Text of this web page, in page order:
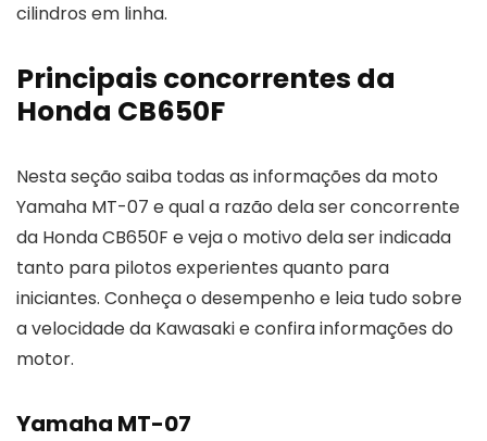
cilindros em linha.
Principais concorrentes da
Honda CB650F
Nesta seção saiba todas as informações da moto
Yamaha MT-07 e qual a razão dela ser concorrente
da Honda CB650F e veja o motivo dela ser indicada
tanto para pilotos experientes quanto para
iniciantes. Conheça o desempenho e leia tudo sobre
a velocidade da Kawasaki e confira informações do
motor.
Yamaha MT-07